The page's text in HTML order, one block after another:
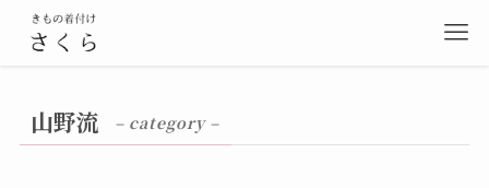
山野流 – category –